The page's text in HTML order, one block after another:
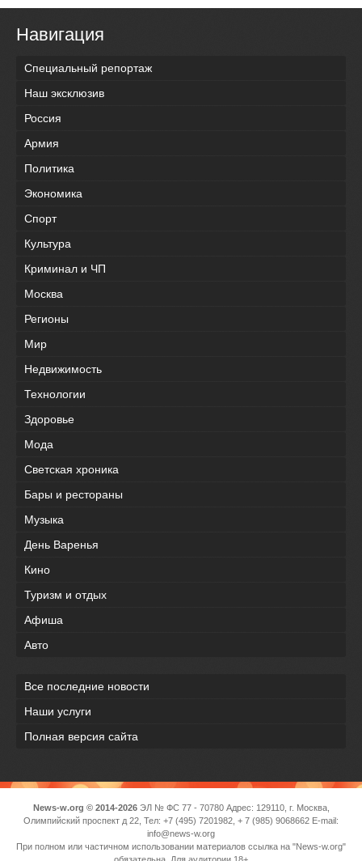
Навигация
Специальный репортаж
Наш эксклюзив
Россия
Армия
Политика
Экономика
Спорт
Культура
Криминал и ЧП
Москва
Регионы
Мир
Недвижимость
Технологии
Здоровье
Мода
Светская хроника
Бары и рестораны
Музыка
День Варенья
Кино
Туризм и отдых
Афиша
Авто
Все последние новости
Наши услуги
Полная версия сайта
News-w.org © 2014-2026ЭЛ № ФС 77 - 70780 Адрес: 129110, г. Москва,
Олимпийский проспект д 22, Тел: +7 (495) 7201982, + 7 (985) 9068662 E-mail:
info@news-w.org
При полном или частичном использовании материалов ссылка на "News-w.org"